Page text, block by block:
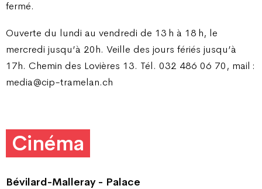
fermé.
Ouverte du lundi au vendredi de 13 h à 18 h, le
mercredi jusqu’à 20h. Veille des jours fériés jusqu’à
17h. Chemin des Lovières 13. Tél. 032 486 06 70, mail :
media@cip-tramelan.ch
Cinéma
Bévilard-Malleray - Palace